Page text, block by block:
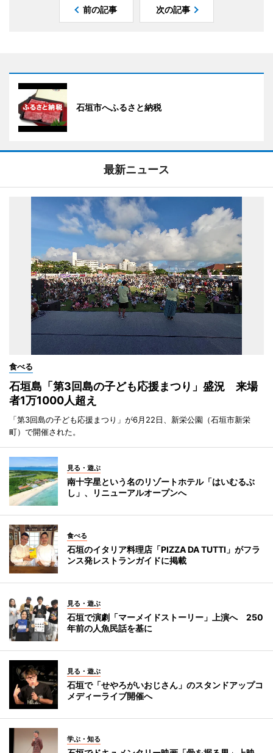
前の記事 次の記事
石垣市へふるさと納税
最新ニュース
食べる
石垣島「第3回島の子ども応援まつり」盛況 来場
者1万1000人超え
「第3回島の子ども応援まつり」が6月22日、新栄公園（石垣市新栄
町）で開催された。
見る・遊ぶ
南十字星という名のリゾートホテル「はいむるぶ
し」、リニューアルオープンへ
食べる
石垣のイタリア料理店「PIZZA DA TUTTI」がフラ
ンス発レストランガイドに掲載
見る・遊ぶ
石垣で演劇「マーメイドストーリー」上演へ 250
年前の人魚民話を基に
見る・遊ぶ
石垣で「せやろがいおじさん」のスタンドアップコ
メディーライブ開催へ
学ぶ・知る